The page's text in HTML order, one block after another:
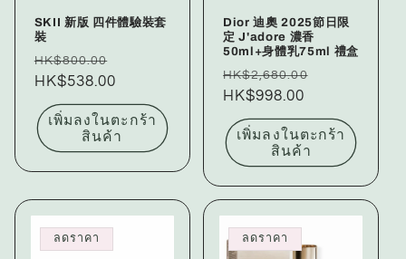
SKII 新版 四件體驗裝套
裝
ราคา
ปกติ
HK$800.00
HK$538.00
เพิ่มลงในตะกร้า
สินค้า
Dior 迪奧 2025節日限
定 J'adore 濃香
50ml+身體乳75ml 禮盒
ราคา
ปกติ
HK$2,680.00
HK$998.00
เพิ่มลงในตะกร้า
สินค้า
ลดราคา ลดราคา